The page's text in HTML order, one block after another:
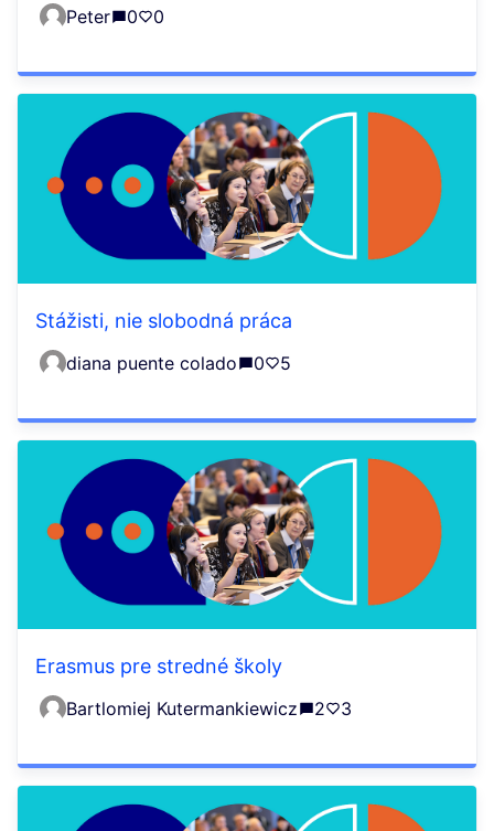
Peter 0 0
Stážisti, nie slobodná práca
diana puente colado 0 5
Erasmus pre stredné školy
Bartlomiej Kutermankiewicz 2 3